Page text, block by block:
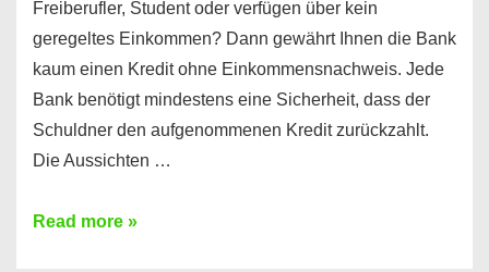
Freiberufler, Student oder verfügen über kein
geregeltes Einkommen? Dann gewährt Ihnen die Bank
kaum einen Kredit ohne Einkommensnachweis. Jede
Bank benötigt mindestens eine Sicherheit, dass der
Schuldner den aufgenommenen Kredit zurückzahlt.
Die Aussichten …
Mit
Read more »